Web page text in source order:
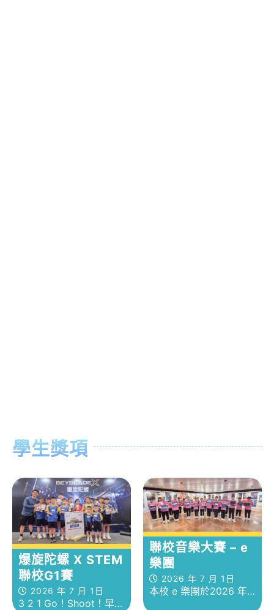
學生獎項
爆旋陀螺 X STEM
聯校G1賽
2026 年 7 月 1日
3 2 1 Go！Shoot！早前
聯校音樂大賽 – e
樂團
2026 年 7 月 1日
本校 e 樂團於2026 年